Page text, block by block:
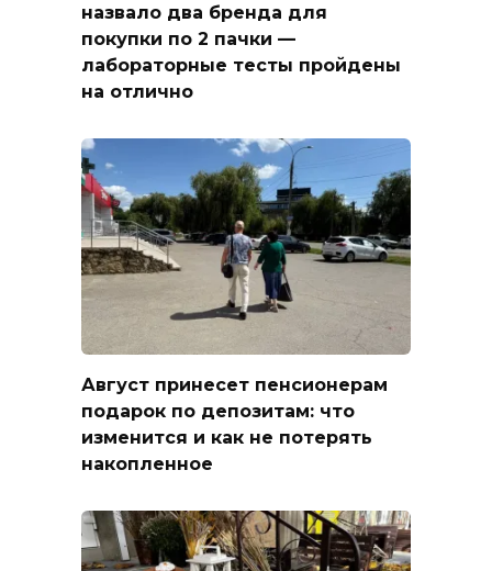
назвало два бренда для
покупки по 2 пачки —
лабораторные тесты пройдены
на отлично
Август принесет пенсионерам
подарок по депозитам: что
изменится и как не потерять
накопленное